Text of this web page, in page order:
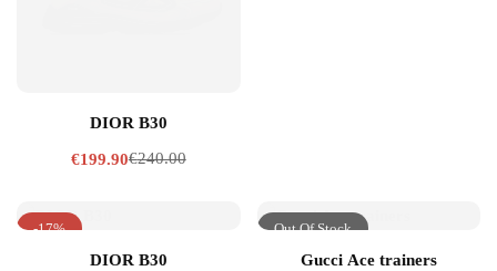
DIOR B30
€240.00
€199.90
-17%
DIOR B30
Out Of Stock
Uitverkocht
Gucci Ace trainers